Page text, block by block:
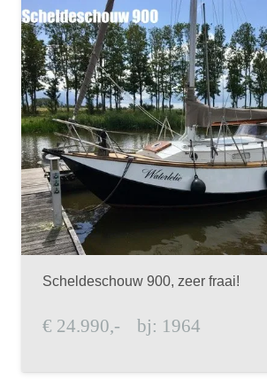
Scheldeschouw 900, zeer fraai!
€ 24.990,- bj: 1964